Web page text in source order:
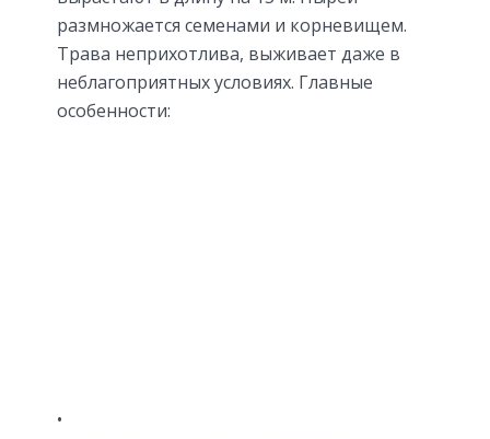
размножается семенами и корневищем.
Трава неприхотлива, выживает даже в
неблагоприятных условиях. Главные
особенности: